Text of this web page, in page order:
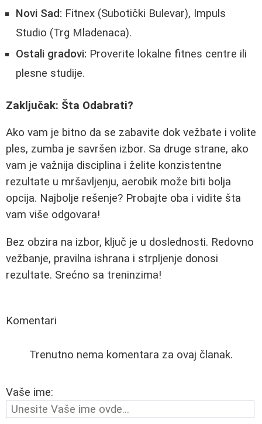
Novi Sad: Fitnex (Subotički Bulevar), Impuls
Studio (Trg Mladenaca).
Ostali gradovi: Proverite lokalne fitnes centre ili
plesne studije.
Zaključak: Šta Odabrati?
Ako vam je bitno da se zabavite dok vežbate i volite
ples, zumba je savršen izbor. Sa druge strane, ako
vam je važnija disciplina i želite konzistentne
rezultate u mršavljenju, aerobik može biti bolja
opcija. Najbolje rešenje? Probajte oba i vidite šta
vam više odgovara!
Bez obzira na izbor, ključ je u doslednosti. Redovno
vežbanje, pravilna ishrana i strpljenje donosi
rezultate. Srećno sa treninzima!
Komentari
Trenutno nema komentara za ovaj članak.
Vaše ime: